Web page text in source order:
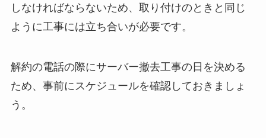
しなければならないため、取り付けのときと同じ
ように工事には立ち合いが必要です。
解約の電話の際にサーバー撤去工事の日を決める
ため、事前にスケジュールを確認しておきましょ
う。